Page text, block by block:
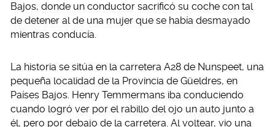
Bajos, donde un conductor sacrificó su coche con tal
de detener al de una mujer que se había desmayado
mientras conducía.
La historia se sitúa en la carretera A28 de Nunspeet, una
pequeña localidad de la Provincia de Güeldres, en
Países Bajos. Henry Temmermans iba conduciendo
cuando logró ver por el rabillo del ojo un auto junto a
él, pero por debajo de la carretera. Al voltear, vio una